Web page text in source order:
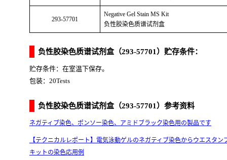
293-57701
Negative Gel Stain MS Kit
负性胶染色质谱试剂盒
负性胶染色质谱试剂盒（293-57701）贮存条件：
贮存条件：在室温下保存。
包装：20Tests
负性胶染色质谱试剂盒（293-57701）参考资料
ネガティブ染色、ポンソー染色、アミドブラック染色用の製品です
【テクニカルレポート】電気泳動ゲルのネガティブ染色からウエスタ
キットの染色応用例